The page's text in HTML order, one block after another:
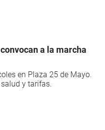
a la marcha
en Plaza 25 de Mayo.
y tarifas.